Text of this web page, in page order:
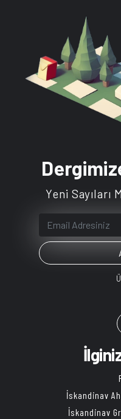
Yeni Sayıları
İskandinav
İskandinav